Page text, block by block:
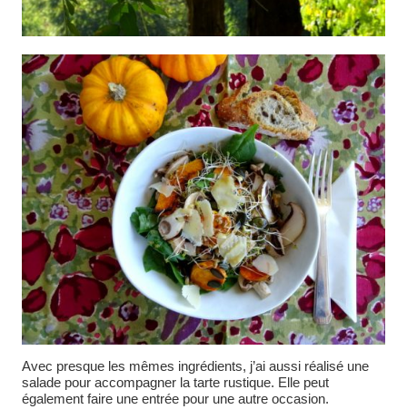
Avec presque les mêmes ingrédients, j’ai aussi réalisé une
salade pour accompagner la tarte rustique. Elle peut
également faire une entrée pour une autre occasion.